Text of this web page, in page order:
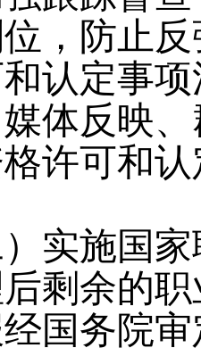
，防止
认定事
体反映
许可和
施国家
剩余的
国务院